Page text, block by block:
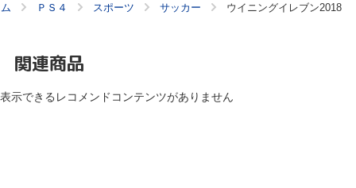
ＰＳ４ スポーツ サッカー ウイニングイレブン2018
関連商品
表示できるレコメンドコンテンツがありません